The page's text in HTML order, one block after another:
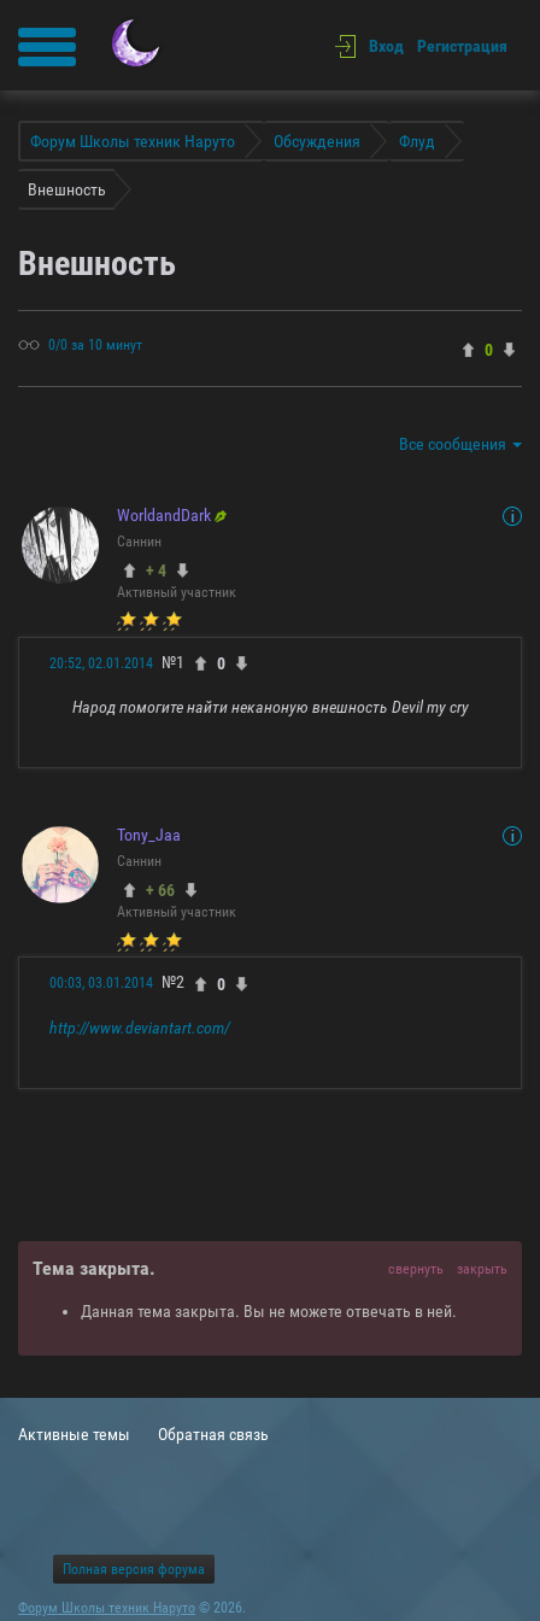
Вход Регистрация
Форум Школы техник Наруто Обсуждения Флуд
Внешность
Внешность
0/0 за 10 минут 0
Все сообщения
WorldandDark
Саннин
+ 4
Активный участник
20:52, 02.01.2014 №1 0
Народ помогите найти неканоную внешность Devil my cry
Tony_Jaa
Саннин
+ 66
Активный участник
00:03, 03.01.2014 №2 0
http://www.deviantart.com/
Тема закрыта. свернуть закрыть
Данная тема закрыта. Вы не можете отвечать в ней.
Активные темы Обратная связь
Полная версия форума
Форум Школы техник Наруто © 2026.